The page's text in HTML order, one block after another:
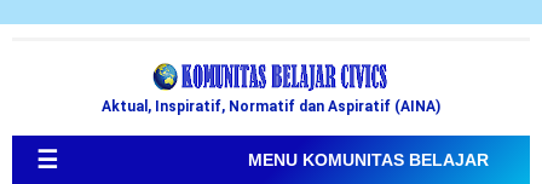
Aktual, Inspiratif, Normatif dan Aspiratif (AINA)
☰ MENU KOMUNITAS BELAJAR